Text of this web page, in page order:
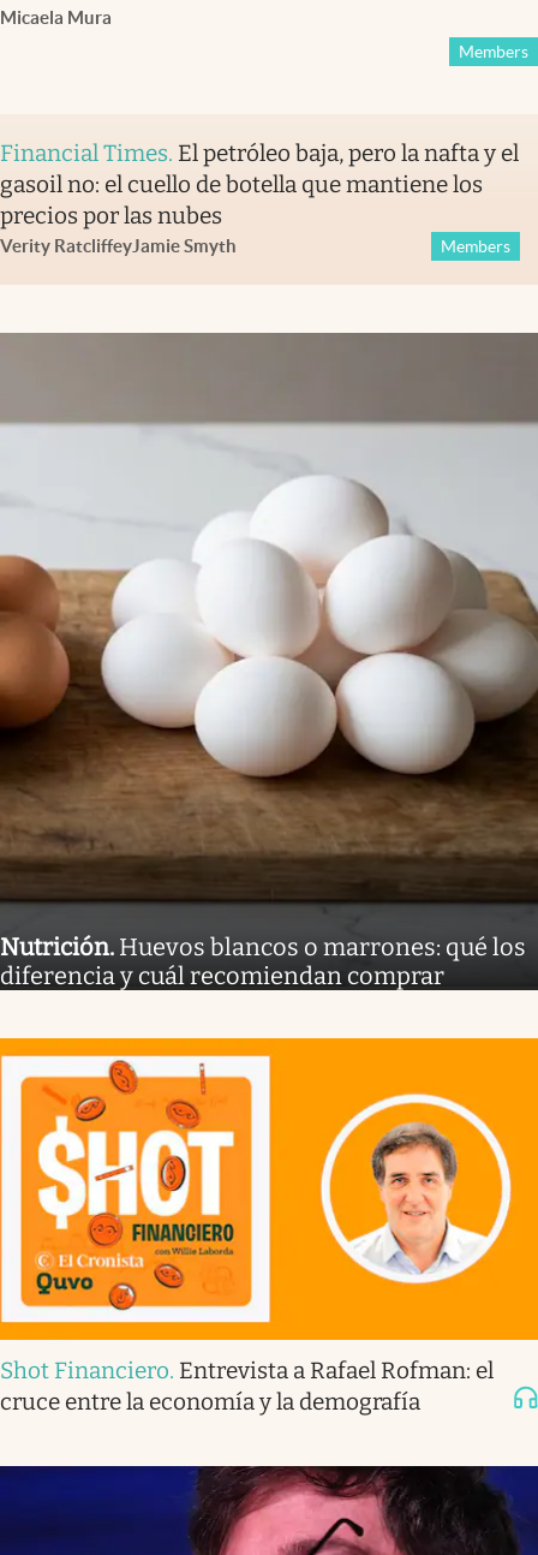
Micaela Mura
Members
Financial Times. El petróleo baja, pero la nafta y el
gasoil no: el cuello de botella que mantiene los
precios por las nubes
Verity RatcliffeyJamie Smyth Members
Nutrición. Huevos blancos o marrones: qué los
diferencia y cuál recomiendan comprar
Shot Financiero. Entrevista a Rafael Rofman: el
cruce entre la economía y la demografía